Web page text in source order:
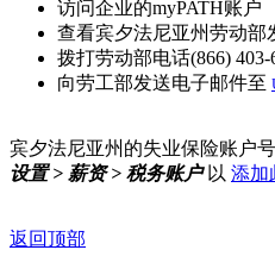
访问企业的myPATH账户
查看宾夕法尼亚州劳动部
拨打劳动部电话(866) 403-
向劳工部发送电子邮件至
宾夕法尼亚州的失业保险账户
设置 > 薪资 > 税务账户以 添加
返回顶部